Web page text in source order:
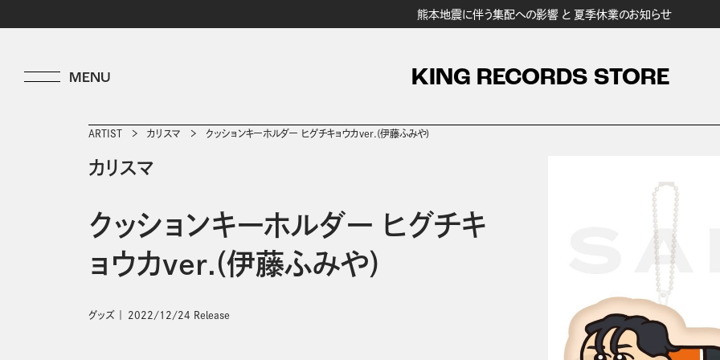
熊本地震に伴う集配への影響 と 夏季休業のお知らせ
KING RECORDS STORE
ARTIST カリスマ クッションキーホルダー ヒグチキョウカver.(伊藤ふみや)
カリスマ
クッションキーホルダー ヒグチキ
ョウカver.(伊藤ふみや)
グッズ 2022/12/24 Release